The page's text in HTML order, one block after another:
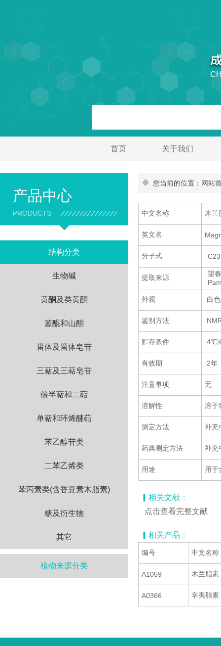
首页 关于我们
产品中心
PRODUCTS
结构分类
生物碱
黄酮及类黄酮
蒽醌和山酮
甾体及甾体皂苷
三萜及三萜皂苷
倍半萜和二萜
单萜和环烯醚萜
苯乙醇苷类
二苯乙烯类
苯丙素类(含香豆素木脂素)
糖及衍生物
其它
植物来源分类
您当前的位置：网站
中文名称 木兰
英文名
分子式
提取来源
望
外观 白
4℃
2年
无
鉴别方法
贮存条件
有效期
注意事项
溶解性 溶于
测定方法 补充
药典测定方法 补充
用途 用于
▎相关文献：
点击查看完整文献
▎相关产品：
编号 中文名称
A1059 木兰脂素
A0366 辛夷脂素